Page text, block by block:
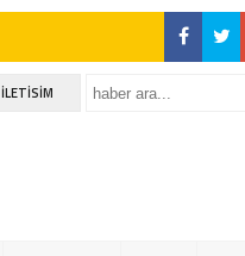
İLETİSİM